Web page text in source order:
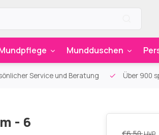
Mundduschen
Service und Beratung Über 900
- 6